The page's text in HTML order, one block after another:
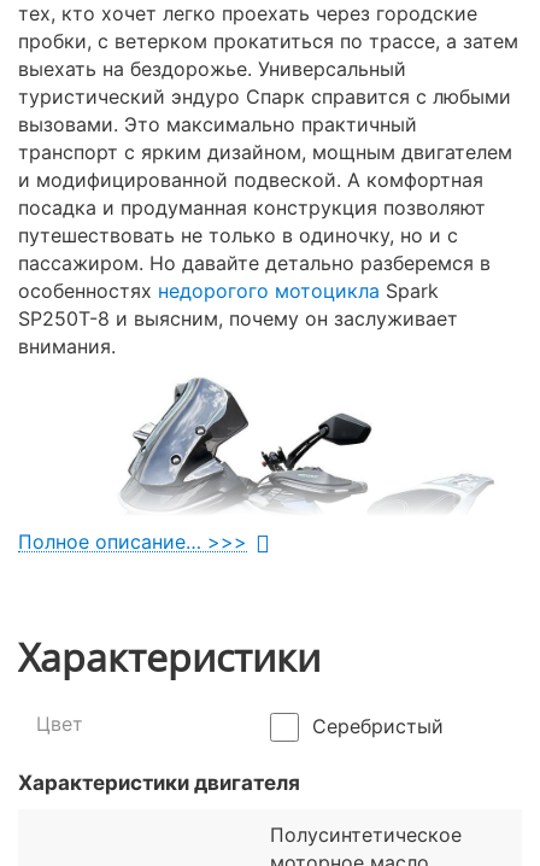
тех, кто хочет легко проехать через городские
пробки, с ветерком прокатиться по трассе, а затем
выехать на бездорожье. Универсальный
туристический эндуро Спарк справится с любыми
вызовами. Это максимально практичный
транспорт с ярким дизайном, мощным двигателем
и модифицированной подвеской. А комфортная
посадка и продуманная конструкция позволяют
путешествовать не только в одиночку, но и с
пассажиром. Но давайте детально разберемся в
особенностях недорогого мотоцикла Spark
SP250T-8 и выясним, почему он заслуживает
внимания.
Полное описание… >>>
Характеристики
Цвет Серебристый
Характеристики двигателя
Полусинтетическое